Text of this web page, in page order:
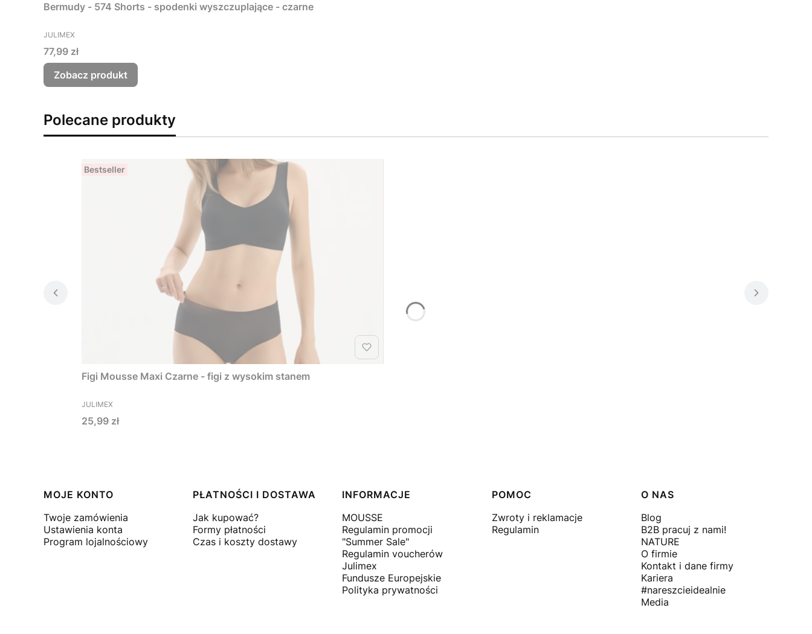
Bermudy - 574 Shorts - spodenki wyszczuplające - czarne
PRODUCENT
JULIMEX
Cena
77,99 zł
Zobacz produkt
Polecane produkty
Bestseller
Figi Mousse Maxi Czarne - figi z wysokim stanem
PRODUCENT
JULIMEX
Cena
25,99 zł
Linki w stopce
MOJE KONTO
Twoje zamówienia
Ustawienia konta
Program lojalnościowy
PŁATNOŚCI I DOSTAWA
Jak kupować?
Formy płatności
Czas i koszty dostawy
INFORMACJE
MOUSSE
Regulamin promocji
"Summer Sale"
Regulamin voucherów
Julimex
Fundusze Europejskie
Polityka prywatności
POMOC
Zwroty i reklamacje
Regulamin
O NAS
Blog
B2B pracuj z nami!
NATURE
O firmie
Kontakt i dane firmy
Kariera
#nareszcieidealnie
Media